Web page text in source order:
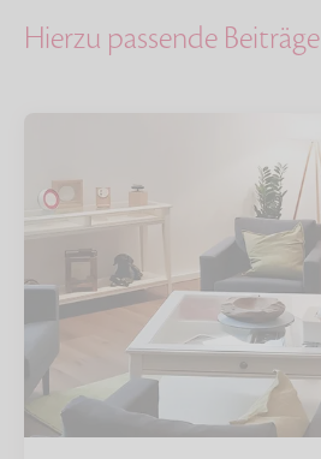
Hierzu passende Beiträge